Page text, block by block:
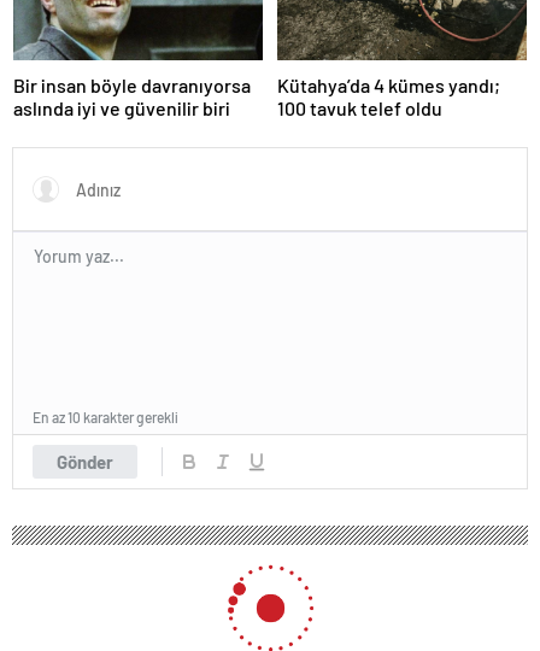
Bir insan böyle davranıyorsa
aslında iyi ve güvenilir biri
Kütahya’da 4 kümes yandı;
100 tavuk telef oldu
Gönder
En az 10 karakter gerekli